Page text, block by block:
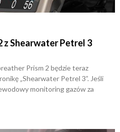
z Shearwater Petrel 3
Prism 2 będzie teraz
„Shearwater Petrel 3”. Jeśli
monitoring gazów za